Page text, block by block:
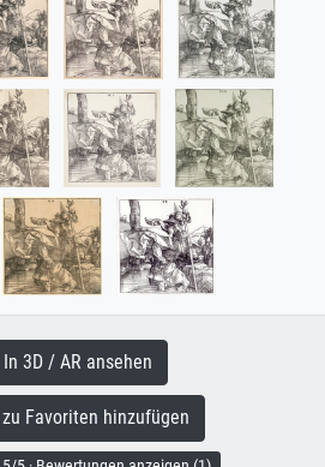
In 3D / AR ansehen
Favoriten hinzufügen